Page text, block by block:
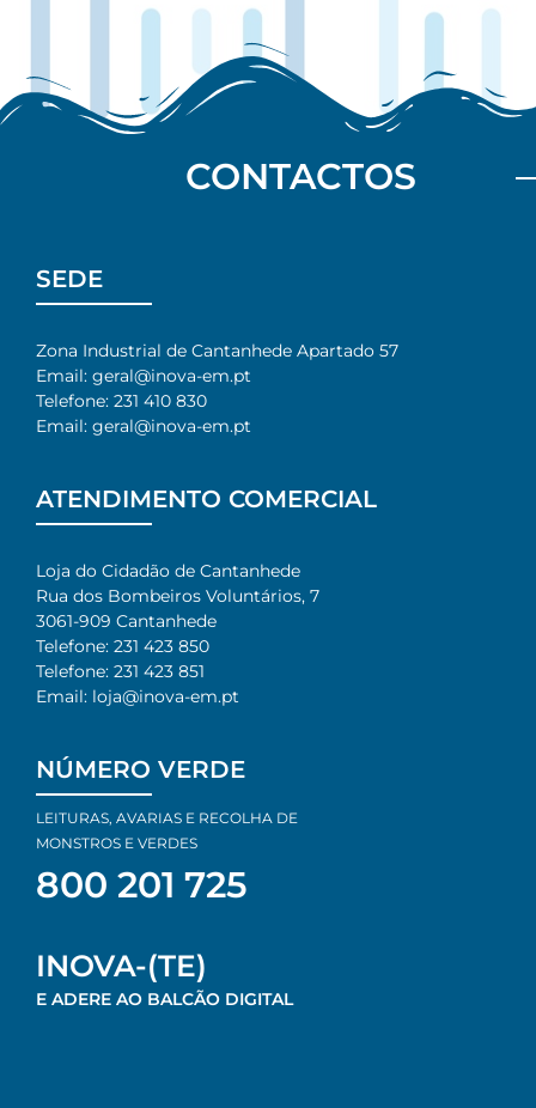
CONTACTOS
SEDE
Zona Industrial de Cantanhede Apartado 57
Email: geral@inova-em.pt
Telefone: 231 410 830
Email: geral@inova-em.pt
ATENDIMENTO COMERCIAL
Loja do Cidadão de Cantanhede
Rua dos Bombeiros Voluntários, 7​
3061-909 Cantanhede​
Telefone: 231 423 850​
Telefone: 231 423 851​
Email: loja@inova-em.pt​
NÚMERO VERDE
LEITURAS, AVARIAS E RECOLHA DE
MONSTROS E VERDES
800 201 725
INOVA-(TE)
E ADERE AO BALCÃO DIGITAL